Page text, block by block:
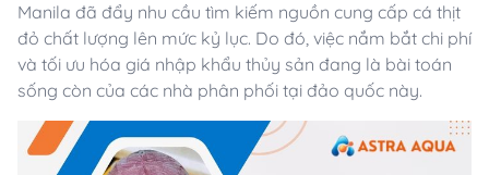
Manila đã đẩy nhu cầu tìm kiếm nguồn cung cấp cá thịt
đỏ chất lượng lên mức kỷ lục. Do đó, việc nắm bắt chi phí
và tối ưu hóa giá nhập khẩu thủy sản đang là bài toán
sống còn của các nhà phân phối tại đảo quốc này.